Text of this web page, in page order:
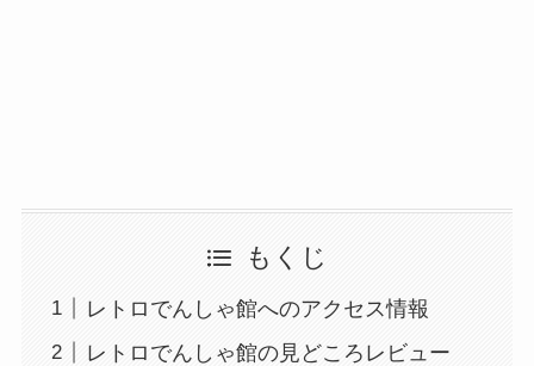
もくじ
レトロでんしゃ館へのアクセス情報
レトロでんしゃ館の見どころレビュー